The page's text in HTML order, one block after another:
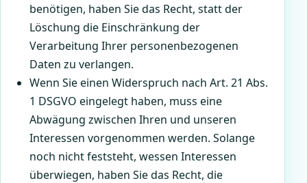
benötigen, haben Sie das Recht, statt der
Löschung die Einschränkung der
Verarbeitung Ihrer personenbezogenen
Daten zu verlangen.
Wenn Sie einen Widerspruch nach Art. 21 Abs.
1 DSGVO eingelegt haben, muss eine
Abwägung zwischen Ihren und unseren
Interessen vorgenommen werden. Solange
noch nicht feststeht, wessen Interessen
überwiegen, haben Sie das Recht, die